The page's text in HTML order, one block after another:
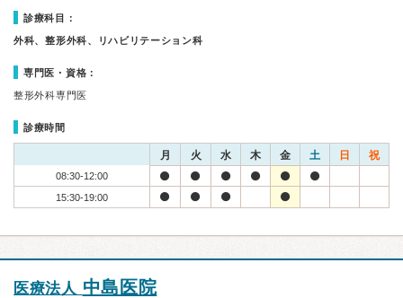
診療科目：
外科、整形外科、リハビリテーション科
専門医・資格：
整形外科専門医
診療時間
月 火 水 木 金 土 日 祝
08:30-12:00
15:30-19:00
医療法人 中島医院